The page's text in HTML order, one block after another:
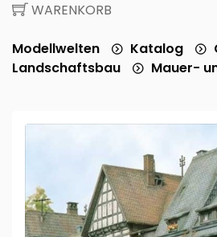
WARENKORB
Modellwelten Katalog
Landschaftsbau
Mauer-